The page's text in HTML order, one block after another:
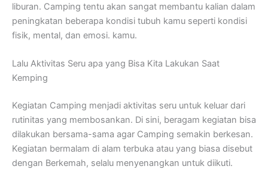
liburan. Camping tentu akan sangat membantu kalian dalam
peningkatan beberapa kondisi tubuh kamu seperti kondisi
fisik, mental, dan emosi. kamu.
Lalu Aktivitas Seru apa yang Bisa Kita Lakukan Saat
Kemping
Kegiatan Camping menjadi aktivitas seru untuk keluar dari
rutinitas yang membosankan. Di sini, beragam kegiatan bisa
dilakukan bersama-sama agar Camping semakin berkesan.
Kegiatan bermalam di alam terbuka atau yang biasa disebut
dengan Berkemah, selalu menyenangkan untuk diikuti.